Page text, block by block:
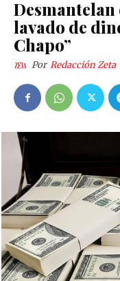
lavado de
Chapo”
Por Redacción Zeta